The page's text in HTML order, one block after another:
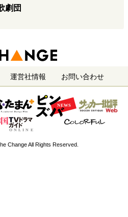
劇団
運営社情報 お問い合わせ
Change All Rights Reserved.